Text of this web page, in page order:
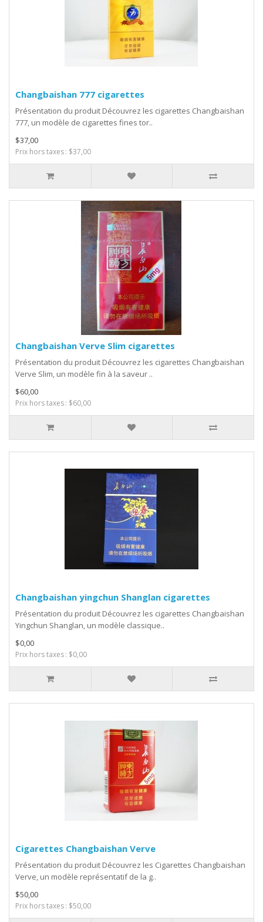
Changbaishan 777 cigarettes
Présentation du produit Découvrez les cigarettes Changbaishan
777, un modèle de cigarettes fines tor..
$37,00
Prix hors taxes : $37,00
Changbaishan Verve Slim cigarettes
Présentation du produit Découvrez les cigarettes Changbaishan
Verve Slim, un modèle fin à la saveur ..
$60,00
Prix hors taxes : $60,00
Changbaishan yingchun Shanglan cigarettes
Présentation du produit Découvrez les cigarettes Changbaishan
Yingchun Shanglan, un modèle classique..
$0,00
Prix hors taxes : $0,00
Cigarettes Changbaishan Verve
Présentation du produit Découvrez les Cigarettes Changbaishan
Verve, un modèle représentatif de la g..
$50,00
Prix hors taxes : $50,00